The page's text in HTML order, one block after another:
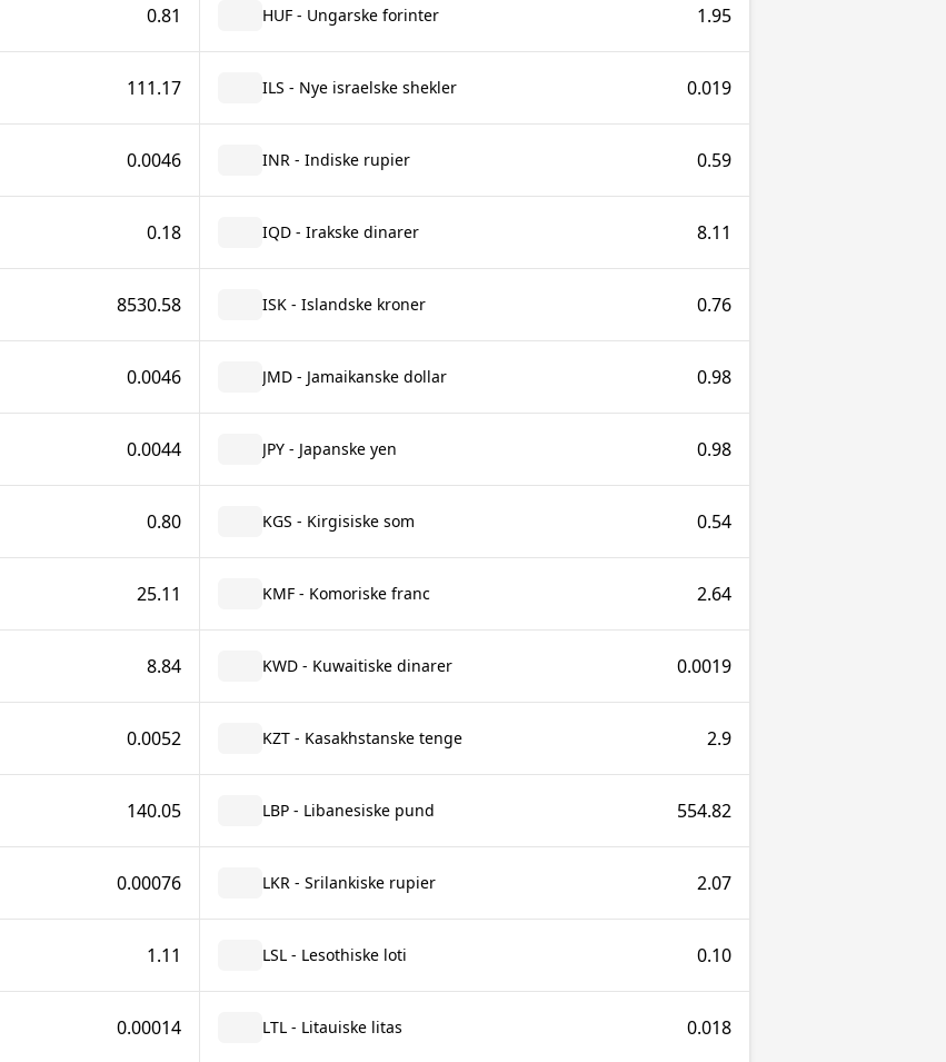
0.81 HUF - Ungarske forinter 1.95
111.17 ILS - Nye israelske shekler 0.019
0.0046 INR - Indiske rupier 0.59
0.18 IQD - Irakske dinarer 8.11
8530.58 ISK - Islandske kroner 0.76
0.0046 JMD - Jamaikanske dollar 0.98
0.0044 JPY - Japanske yen 0.98
0.80 KGS - Kirgisiske som 0.54
25.11 KMF - Komoriske franc 2.64
8.84 KWD - Kuwaitiske dinarer 0.0019
0.0052 KZT - Kasakhstanske tenge 2.9
140.05 LBP - Libanesiske pund 554.82
0.00076 LKR - Srilankiske rupier 2.07
1.11 LSL - Lesothiske loti 0.10
0.00014 LTL - Litauiske litas 0.018